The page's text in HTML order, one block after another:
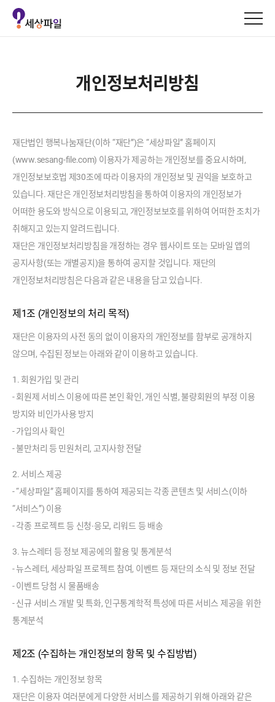
세
상
개인정보처리방침
재단법인 행복나눔재단(이하 “재단”)은 “세상파일” 홈페이지
(www.sesang-file.com) 이용자가 제공하는 개인정보를 중요시하며,
개인정보보호법 제30조에 따라 이용자의 개인정보 및 권익을 보호하고
있습니다. 재단은 개인정보처리방침을 통하여 이용자의 개인정보가
어떠한 용도와 방식으로 이용되고, 개인정보보호를 위하여 어떠한 조치가
취해지고 있는지 알려드립니다.
재단은 개인정보처리방침을 개정하는 경우 웹사이트 또는 모바일 앱의
공지사항(또는 개별공지)을 통하여 공지할 것입니다. 재단의
개인정보처리방침은 다음과 같은 내용을 담고 있습니다.
제1조 (개인정보의 처리 목적)
재단은 이용자의 사전 동의 없이 이용자의 개인정보를 함부로 공개하지
않으며, 수집된 정보는 아래와 같이 이용하고 있습니다.
1. 회원가입 및 관리
- 회원제 서비스 이용에 따른 본인 확인, 개인 식별, 불량회원의 부정 이용
방지와 비인가사용 방지
- 가입의사 확인
- 불만처리 등 민원처리, 고지사항 전달
2. 서비스 제공
- “세상파일” 홈페이지를 통하여 제공되는 각종 콘텐츠 및 서비스(이하
“서비스”) 이용
- 각종 프로젝트 등 신청∙응모, 리워드 등 배송
3. 뉴스레터 등 정보 제공에의 활용 및 통계분석
- 뉴스레터, 세상파일 프로젝트 참여, 이벤트 등 재단의 소식 및 정보 전달
- 이벤트 당첨 시 물품배송
- 신규 서비스 개발 및 특화, 인구통계학적 특성에 따른 서비스 제공을 위한
통계분석
제2조 (수집하는 개인정보의 항목 및 수집방법)
1. 수집하는 개인정보 항목
재단은 이용자 여러분에게 다양한 서비스를 제공하기 위해 아래와 같은